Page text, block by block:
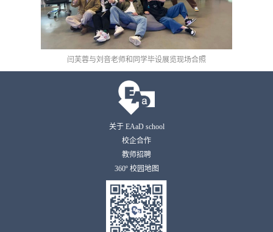
闫芙蓉与刘音老师和同学毕设展览现场合照
关于 EAaD school
校企合作
教师招聘
360º 校园地图